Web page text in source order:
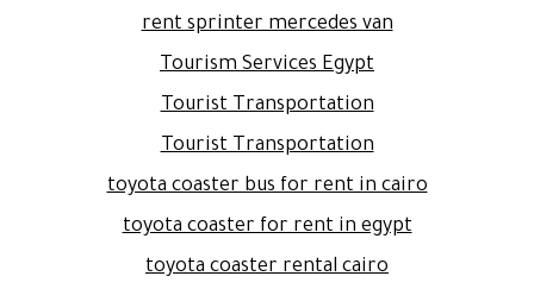
rent sprinter mercedes van
Tourism Services Egypt
Tourist Transportation
Tourist Transportation
toyota coaster bus for rent in cairo
toyota coaster for rent in egypt
toyota coaster rental cairo